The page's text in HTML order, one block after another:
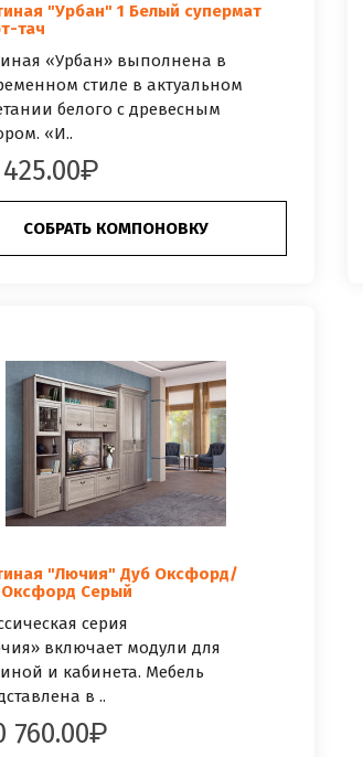
"Урбан" 1 Белый супермат
тач
«Урбан» выполнена в
стиле в актуальном
белого с древесным
«И..
СОБРАТЬ КОМПОНОВКУ
"Лючия" Дуб Оксфорд/
Серый
серия
включает модули для
и кабинета. Мебель
в ..
760.00